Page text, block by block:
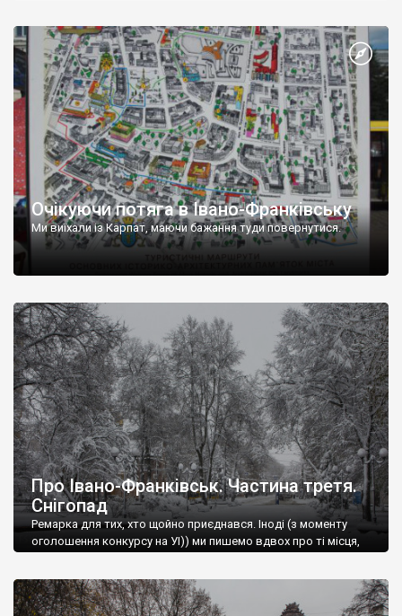
років він руйнується, хоча має власника-іноземця. Той
мешкає в Британії, а коштів на ремонт, як виявилося, не має.
Палац збудований львівським архітектором Юліаном
Захаревичем. Реї мешкали тут до початку Другої Світової
війни. Останній граф – Людовік – емігрував […]
Очікуючи потяга в Івано-Франківську
Ми виїхали із Карпат, маючи бажання туди повернутися.
Про Івано-Франківськ. Частина третя.
Снігопад
Ремарка для тих, хто щойно приєднався. Іноді (з моменту
оголошення конкурсу на УІ)) ми пишемо вдвох про ті місця,